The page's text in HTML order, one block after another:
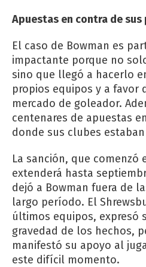
Apuestas en contra de
El caso de Bowman es
impactante porque no
sino que llegó a hacerlo
propios equipos y a favor
mercado de goleador.
centenares de apuestas
donde sus clubes
La sanción, que comenzó
extenderá hasta
dejó a Bowman fuera de
largo período. El
últimos equipos, expresó
gravedad de los hechos,
manifestó su apoyo al
este difícil momento.